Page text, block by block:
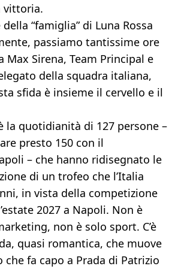
vittoria.
“famiglia” di Luna Rossa
passiamo tantissime ore
Max Sirena, Team Principal e
della squadra italiana,
sfida è insieme il cervello e il
la quotidianità di 127 persone –
presto 150 con il
– che hanno ridisegnato le
di un trofeo che l’Italia
in vista della competizione
2027 a Napoli. Non è
non è solo sport. C’è
quasi romantica, che muove
che fa capo a Prada di Patrizio